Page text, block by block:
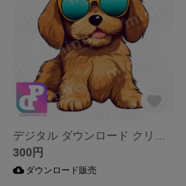
300円
ダウンロード販売